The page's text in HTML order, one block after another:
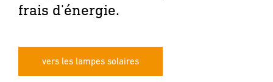
frais d'énergie.
vers les lampes solaires